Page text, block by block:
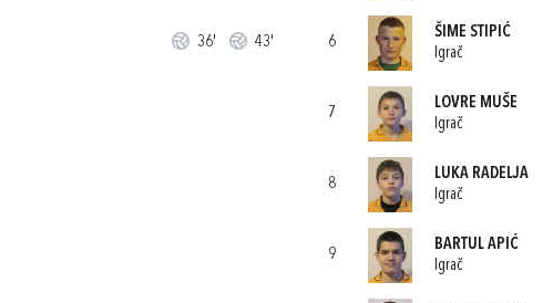
36' 43' 6
ŠIME STIPIĆ
Igrač
7
LOVRE MUŠE
Igrač
8
LUKA RADELJA
Igrač
9
BARTUL APIĆ
Igrač